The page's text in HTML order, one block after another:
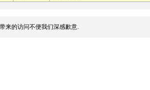
来的访问不便我们深感歉意.